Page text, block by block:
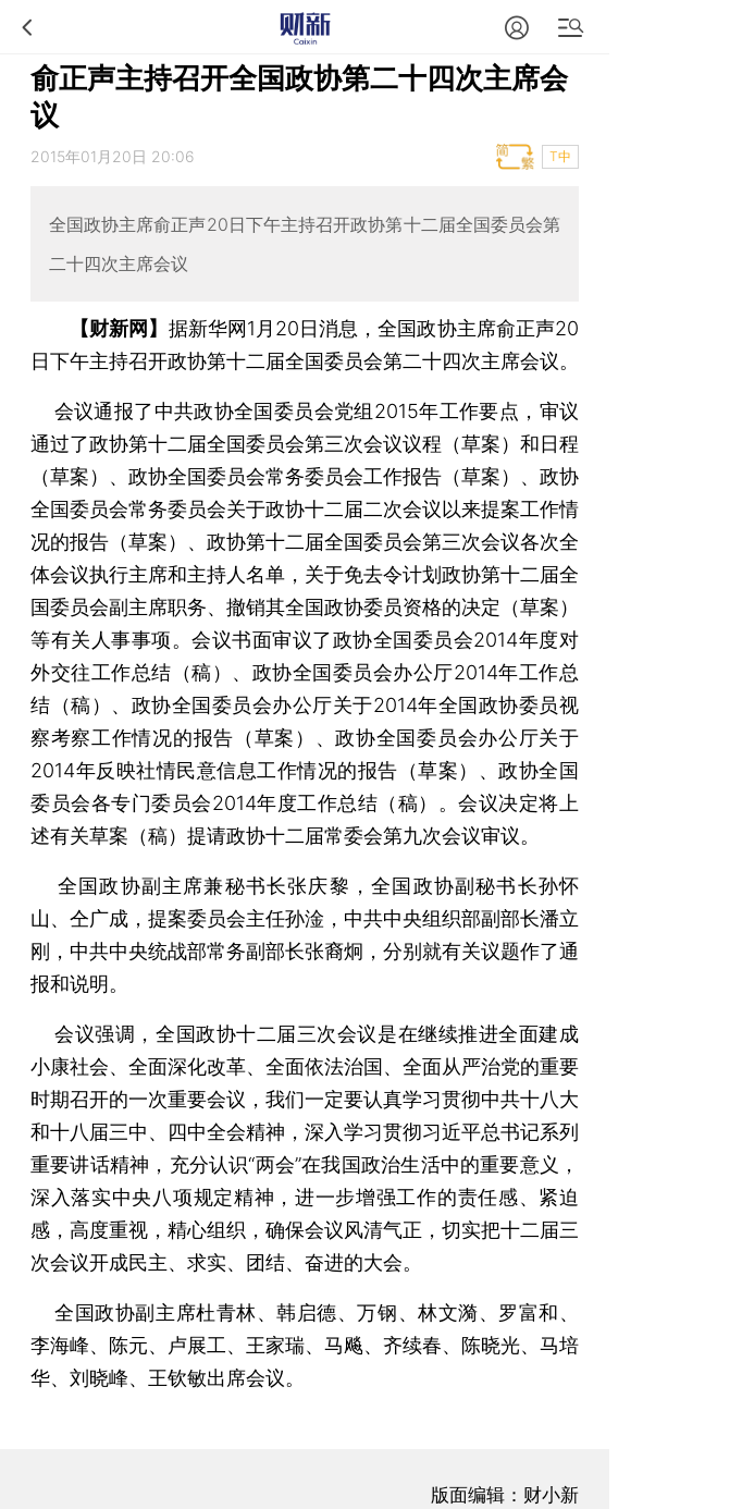
俞正声主持召开全国政协第二十四次主席会
议
2015年01月20日 20:06 T中
全国政协主席俞正声20日下午主持召开政协第十二届全国委员会第
二十四次主席会议
【财新网】 据新华网1月20日消息，全国政协主席俞正声20
日下午主持召开政协第十二届全国委员会第二十四次主席会议。
会议通报了中共政协全国委员会党组2015年工作要点，审议
通过了政协第十二届全国委员会第三次会议议程（草案）和日程
（草案）、政协全国委员会常务委员会工作报告（草案）、政协
全国委员会常务委员会关于政协十二届二次会议以来提案工作情
况的报告（草案）、政协第十二届全国委员会第三次会议各次全
体会议执行主席和主持人名单，关于免去令计划政协第十二届全
国委员会副主席职务、撤销其全国政协委员资格的决定（草案）
等有关人事事项。会议书面审议了政协全国委员会2014年度对
外交往工作总结（稿）、政协全国委员会办公厅2014年工作总
结（稿）、政协全国委员会办公厅关于2014年全国政协委员视
察考察工作情况的报告（草案）、政协全国委员会办公厅关于
2014年反映社情民意信息工作情况的报告（草案）、政协全国
委员会各专门委员会2014年度工作总结（稿）。会议决定将上
述有关草案（稿）提请政协十二届常委会第九次会议审议。
全国政协副主席兼秘书长张庆黎，全国政协副秘书长孙怀
山、仝广成，提案委员会主任孙淦，中共中央组织部副部长潘立
刚，中共中央统战部常务副部长张裔炯，分别就有关议题作了通
报和说明。
会议强调，全国政协十二届三次会议是在继续推进全面建成
小康社会、全面深化改革、全面依法治国、全面从严治党的重要
时期召开的一次重要会议，我们一定要认真学习贯彻中共十八大
和十八届三中、四中全会精神，深入学习贯彻习近平总书记系列
重要讲话精神，充分认识“两会”在我国政治生活中的重要意义，
深入落实中央八项规定精神，进一步增强工作的责任感、紧迫
感，高度重视，精心组织，确保会议风清气正，切实把十二届三
次会议开成民主、求实、团结、奋进的大会。
全国政协副主席杜青林、韩启德、万钢、林文漪、罗富和、
李海峰、陈元、卢展工、王家瑞、马飚、齐续春、陈晓光、马培
华、刘晓峰、王钦敏出席会议。
版面编辑：财小新